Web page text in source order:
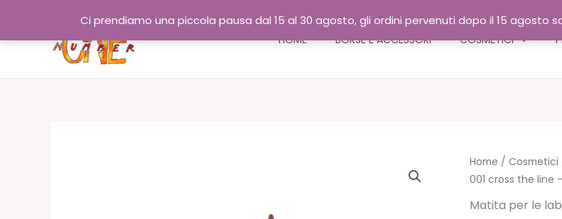
Ci prendiamo una piccola pausa dal 15 al 30 agosto, gli ordini pervenuti dopo il 15 agosto
contenuto
HOME BORSE E ACCESSORI COSMETICI
Home / Cosmetici
001 cross the line
Matita per le